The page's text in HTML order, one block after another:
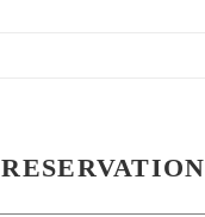
RESERVATION